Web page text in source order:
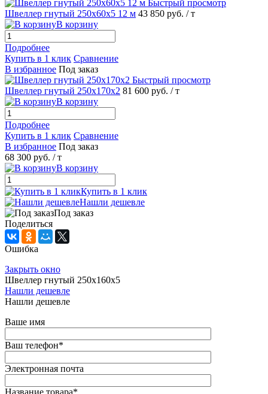
Быстрый просмотр
Швеллер гнутый 250х60х5 12 м 43 850 руб. / т
В корзину
Подробнее
Купить в 1 клик Сравнение
В избранное Под заказ
Быстрый просмотр
Швеллер гнутый 250х170х2 81 600 руб. / т
В корзину
Подробнее
Купить в 1 клик Сравнение
В избранное Под заказ
68 300 руб. / т
В корзину
Купить в 1 клик
Нашли дешевле
Под заказ
Поделиться
Ошибка
Закрыть окно
Швеллер гнутый 250х160х5
Нашли дешевле
Нашли дешевле
Ваше имя
Ваш телефон*
Электронная почта
Название товара*